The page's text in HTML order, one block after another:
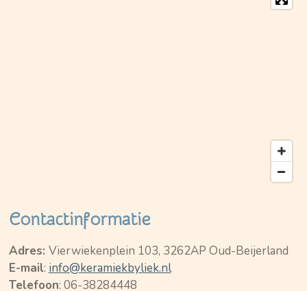
Contactinformatie
Adres: Vierwiekenplein 103, 3262AP Oud-Beijerland
E-mail: info@keramiekbyliek.nl
Telefoon: 06-38284448